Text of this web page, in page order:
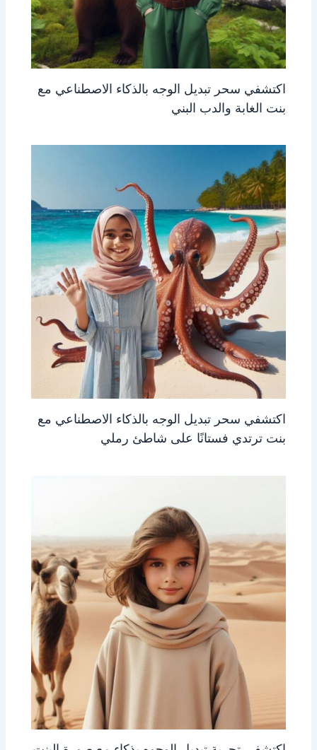
اكتشفي سحر تبديل الوجه بالذكاء الاصطناعي مع
بنت الغابة والدب البني
اكتشفي سحر تبديل الوجه بالذكاء الاصطناعي مع
بنت ترتدي فستانًا على شاطئ رملي